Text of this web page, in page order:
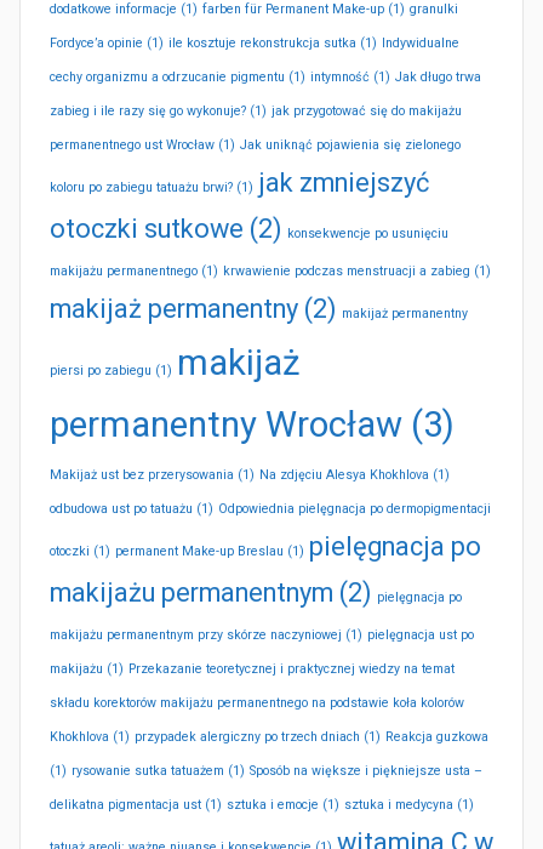
dodatkowe informacje (1) farben für Permanent Make-up (1) granulki
Fordyce’a opinie (1) ile kosztuje rekonstrukcja sutka (1) Indywidualne
cechy organizmu a odrzucanie pigmentu (1) intymność (1) Jak długo trwa
zabieg i ile razy się go wykonuje? (1) jak przygotować się do makijażu
permanentnego ust Wrocław (1) Jak uniknąć pojawienia się zielonego
koloru po zabiegu tatuażu brwi? (1) jak zmniejszyć
otoczki sutkowe (2) konsekwencje po usunięciu
makijażu permanentnego (1) krwawienie podczas menstruacji a zabieg (1)
makijaż permanentny (2) makijaż permanentny
piersi po zabiegu (1) makijaż
permanentny Wrocław (3)
Makijaż ust bez przerysowania (1) Na zdjęciu Alesya Khokhlova (1)
odbudowa ust po tatuażu (1) Odpowiednia pielęgnacja po dermopigmentacji
otoczki (1) permanent Make-up Breslau (1) pielęgnacja po
makijażu permanentnym (2) pielęgnacja po
makijażu permanentnym przy skórze naczyniowej (1) pielęgnacja ust po
makijażu (1) Przekazanie teoretycznej i praktycznej wiedzy na temat
składu korektorów makijażu permanentnego na podstawie koła kolorów
Khokhlova (1) przypadek alergiczny po trzech dniach (1) Reakcja guzkowa
(1) rysowanie sutka tatuażem (1) Sposób na większe i piękniejsze usta –
delikatna pigmentacja ust (1) sztuka i emocje (1) sztuka i medycyna (1)
witamina C w